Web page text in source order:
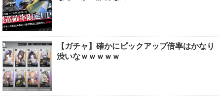
【ガチャ】確かにピックアップ倍率はかなり
渋いなｗｗｗｗｗ